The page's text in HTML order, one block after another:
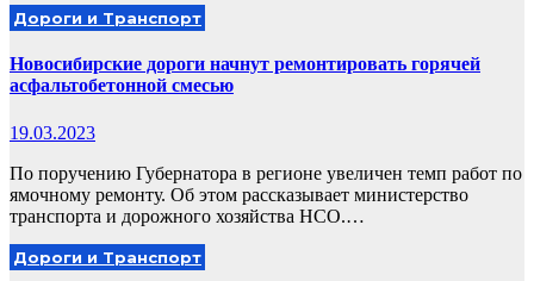
Дороги и Транспорт
Новосибирские дороги начнут ремонтировать горячей
асфальтобетонной смесью
19.03.2023
По поручению Губернатора в регионе увеличен темп работ по
ямочному ремонту. Об этом рассказывает министерство
транспорта и дорожного хозяйства НСО.…
Дороги и Транспорт